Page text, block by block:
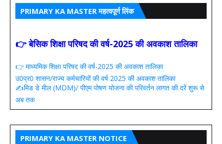
PRIMARY KA MASTER महत्वपूर्ण लिंक
👉 बेसिक शिक्षा परिषद की वर्ष-2025 की अवकाश तालिका
👉 माध्यमिक शिक्षा परिषद की वर्ष-2025 की अवकाश तालिका
उ0प्र0 शासन/राज्य कर्मचारियों की वर्ष 2025 की अवकाश तालिका
✍️मिड डे मील (MDM)/ पीएम पोषण योजना की परिवर्तन लागत की दरें शुरू से
अब तक
PRIMARY KA MASTER NOTICE